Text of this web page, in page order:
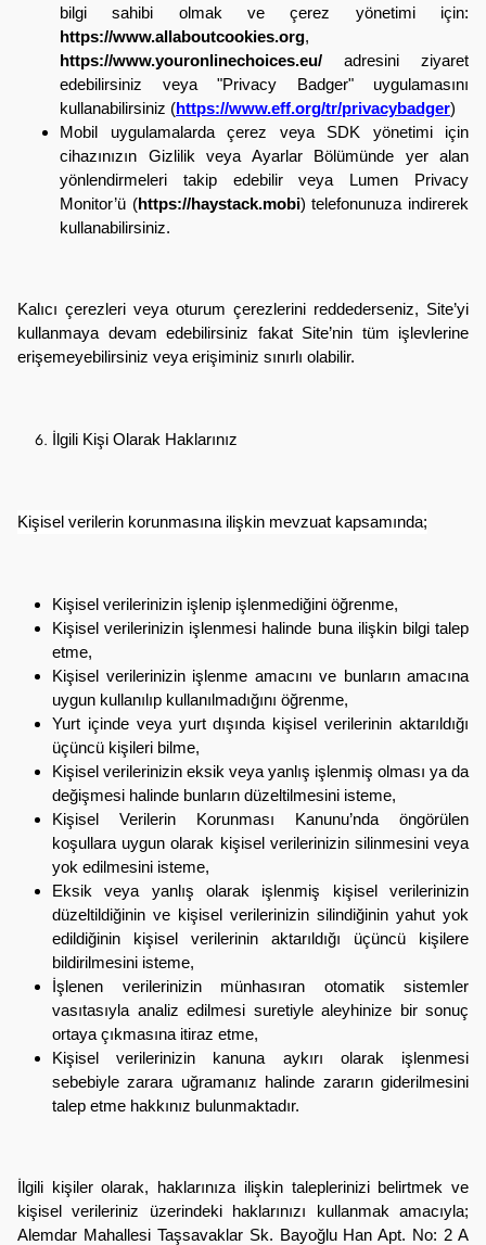
bilgi sahibi olmak ve çerez yönetimi için:
https://www.allaboutcookies.org,
https://www.youronlinechoices.eu/ adresini ziyaret
edebilirsiniz veya "Privacy Badger" uygulamasını
kullanabilirsiniz (https://www.eff.org/tr/privacybadger)
Mobil uygulamalarda çerez veya SDK yönetimi için
cihazınızın Gizlilik veya Ayarlar Bölümünde yer alan
yönlendirmeleri takip edebilir veya Lumen Privacy
Monitor’ü (https://haystack.mobi) telefonunuza indirerek
kullanabilirsiniz.
Kalıcı çerezleri veya oturum çerezlerini reddederseniz, Site’yi
kullanmaya devam edebilirsiniz fakat Site’nin tüm işlevlerine
erişemeyebilirsiniz veya erişiminiz sınırlı olabilir.
İlgili Kişi Olarak Haklarınız
Kişisel verilerin korunmasına ilişkin mevzuat kapsamında;
Kişisel verilerinizin işlenip işlenmediğini öğrenme,
Kişisel verilerinizin işlenmesi halinde buna ilişkin bilgi talep
etme,
Kişisel verilerinizin işlenme amacını ve bunların amacına
uygun kullanılıp kullanılmadığını öğrenme,
Yurt içinde veya yurt dışında kişisel verilerinin aktarıldığı
üçüncü kişileri bilme,
Kişisel verilerinizin eksik veya yanlış işlenmiş olması ya da
değişmesi halinde bunların düzeltilmesini isteme,
Kişisel Verilerin Korunması Kanunu’nda öngörülen
koşullara uygun olarak kişisel verilerinizin silinmesini veya
yok edilmesini isteme,
Eksik veya yanlış olarak işlenmiş kişisel verilerinizin
düzeltildiğinin ve kişisel verilerinizin silindiğinin yahut yok
edildiğinin kişisel verilerinin aktarıldığı üçüncü kişilere
bildirilmesini isteme,
İşlenen verilerinizin münhasıran otomatik sistemler
vasıtasıyla analiz edilmesi suretiyle aleyhinize bir sonuç
ortaya çıkmasına itiraz etme,
Kişisel verilerinizin kanuna aykırı olarak işlenmesi
sebebiyle zarara uğramanız halinde zararın giderilmesini
talep etme hakkınız bulunmaktadır.
İlgili kişiler olarak, haklarınıza ilişkin taleplerinizi belirtmek ve
kişisel verileriniz üzerindeki haklarınızı kullanmak amacıyla;
Alemdar Mahallesi Taşsavaklar Sk. Bayoğlu Han Apt. No: 2 A